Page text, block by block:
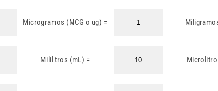
Microgramos (MCG o ug) =
Mililitros (mL) =